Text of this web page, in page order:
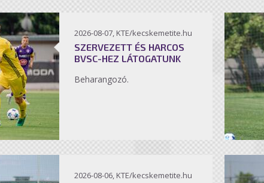
2026-08-07, KTE/kecskemetite.hu
SZERVEZETT ÉS HARCOS
BVSC-HEZ LÁTOGATUNK
Beharangozó.
2026-08-06, KTE/kecskemetite.hu